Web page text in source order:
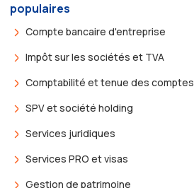
populaires
Compte bancaire d'entreprise
Impôt sur les sociétés et TVA
Comptabilité et tenue des comptes
SPV et société holding
Services juridiques
Services PRO et visas
Gestion de patrimoine